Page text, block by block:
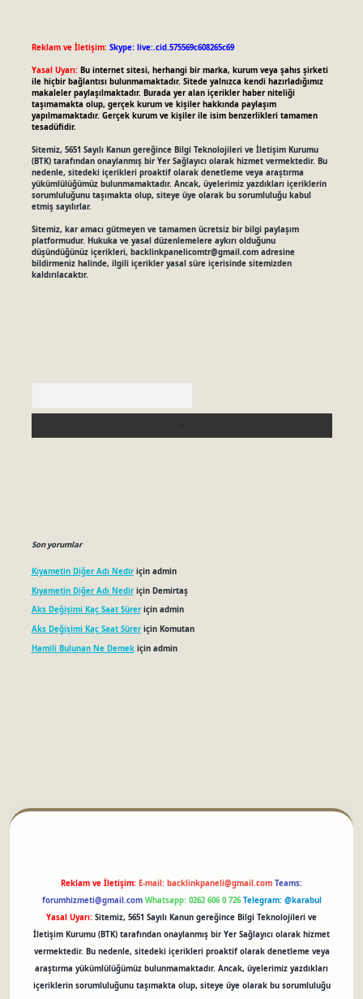
Reklam ve İletişim: Skype: live:.cid.575569c608265c69
Yasal Uyarı: Bu internet sitesi, herhangi bir marka, kurum veya şahıs şirketi
ile hiçbir bağlantısı bulunmamaktadır. Sitede yalnızca kendi hazırladığımız
makaleler paylaşılmaktadır. Burada yer alan içerikler haber niteliği
taşımamakta olup, gerçek kurum ve kişiler hakkında paylaşım
yapılmamaktadır. Gerçek kurum ve kişiler ile isim benzerlikleri tamamen
tesadüfidir.
Sitemiz, 5651 Sayılı Kanun gereğince Bilgi Teknolojileri ve İletişim Kurumu
(BTK) tarafından onaylanmış bir Yer Sağlayıcı olarak hizmet vermektedir. Bu
nedenle, sitedeki içerikleri proaktif olarak denetleme veya araştırma
yükümlülüğümüz bulunmamaktadır. Ancak, üyelerimiz yazdıkları içeriklerin
sorumluluğunu taşımakta olup, siteye üye olarak bu sorumluluğu kabul
etmiş sayılırlar.
Sitemiz, kar amacı gütmeyen ve tamamen ücretsiz bir bilgi paylaşım
platformudur. Hukuka ve yasal düzenlemelere aykırı olduğunu
düşündüğünüz içerikleri, backlinkpanelicomtr@gmail.comadresine
bildirmeniz halinde, ilgili içerikler yasal süre içerisinde sitemizden
kaldırılacaktır.
Son yorumlar
Kıyametin Diğer Adı Nediriçin admin
Kıyametin Diğer Adı Nediriçin Demirtaş
Aks Değişimi Kaç Saat Süreriçin admin
Aks Değişimi Kaç Saat Süreriçin Komutan
Hamili Bulunan Ne Demekiçin admin
Reklam ve İletişim: E-mail: backlinkpaneli@gmail.com Teams:
forumhizmeti@gmail.com Whatsapp: 0262 606 0 726 Telegram: @karabul
Yasal Uyarı: Sitemiz, 5651 Sayılı Kanun gereğince Bilgi Teknolojileri ve
İletişim Kurumu (BTK) tarafından onaylanmış bir Yer Sağlayıcı olarak hizmet
vermektedir. Bu nedenle, sitedeki içerikleri proaktif olarak denetleme veya
araştırma yükümlülüğümüz bulunmamaktadır. Ancak, üyelerimiz yazdıkları
içeriklerin sorumluluğunu taşımakta olup, siteye üye olarak bu sorumluluğu